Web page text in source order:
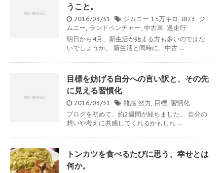
うこと。
2016/03/31 ジムニー 15万キロ,JB23, ジ
ムニー, ランドベンチャー, 中古車, 過走行
明日から4月、新生活が始まる方も多いのではな
いでしょうか。 新生活と同時に、中古 ...
目標を妨げる自分への言い訳と、その先
に見える習慣化
2016/03/31 雑感 努力, 目標, 習慣化
ブログを初めて、約2週間が経ちました。 自分の
想いや考えに共感してくれるかもしれ ...
トンカツを食べるたびに思う、幸せとは
何か。